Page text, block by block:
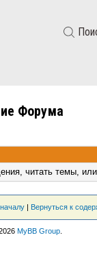
Форума
читать темы,
| Вернуться к
MyBB Group